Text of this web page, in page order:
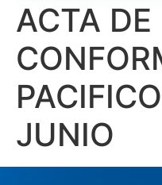
ACTA DE
JUNIO